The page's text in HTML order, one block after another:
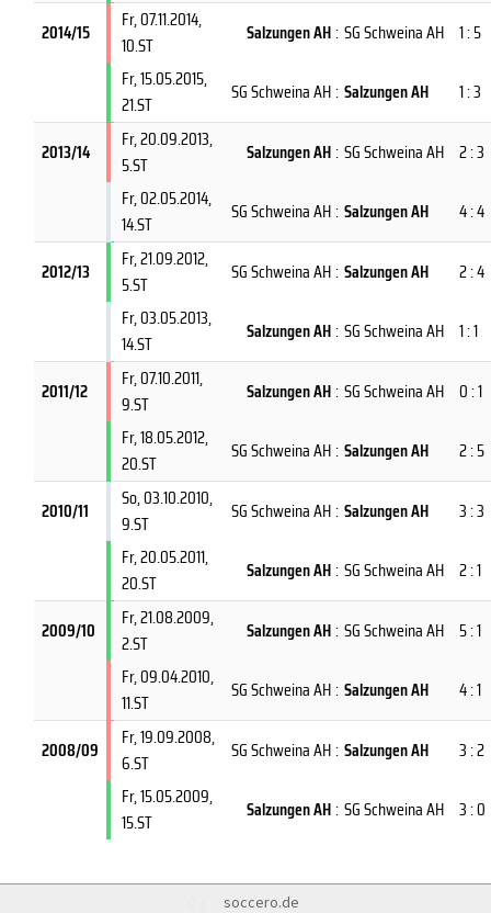
2014/15 Fr, 07.11.2014,
10.ST
Salzungen AH: SG Schweina AH 1 : 5
Fr, 15.05.2015,
21.ST
SG Schweina AH: Salzungen AH 1 : 3
2013/14 Fr, 20.09.2013,
5.ST
Salzungen AH: SG Schweina AH 2 : 3
Fr, 02.05.2014,
14.ST
SG Schweina AH: Salzungen AH 4 : 4
2012/13 Fr, 21.09.2012,
5.ST
SG Schweina AH: Salzungen AH
2 : 4
Fr, 03.05.2013,
14.ST
Salzungen AH: SG Schweina AH 1 : 1
2011/12 Fr, 07.10.2011,
9.ST
Salzungen AH: SG Schweina AH 0 : 1
Fr, 18.05.2012,
20.ST
SG Schweina AH: Salzungen AH 2 : 5
2010/11 So, 03.10.2010,
9.ST
SG Schweina AH: Salzungen AH
3 : 3
Fr, 20.05.2011,
20.ST
Salzungen AH: SG Schweina AH 2 : 1
2009/10 Fr, 21.08.2009,
2.ST
Salzungen AH: SG Schweina AH 5 : 1
Fr, 09.04.2010,
11.ST
SG Schweina AH: Salzungen AH 4 : 1
2008/09 Fr, 19.09.2008,
6.ST
SG Schweina AH: Salzungen AH
3 : 2
Fr, 15.05.2009,
15.ST
Salzungen AH: SG Schweina AH 3 : 0
soccero.de